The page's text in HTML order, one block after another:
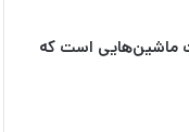
ماشین‌هایی است که